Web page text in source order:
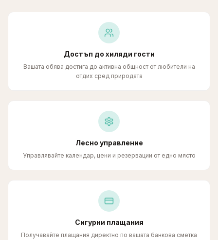
Достъп до хиляди гости
Вашата обява достига до активна общност от любители на
отдих сред природата
Лесно управление
Управлявайте календар, цени и резервации от едно място
Сигурни плащания
Получавайте плащания директно по вашата банкова сметка